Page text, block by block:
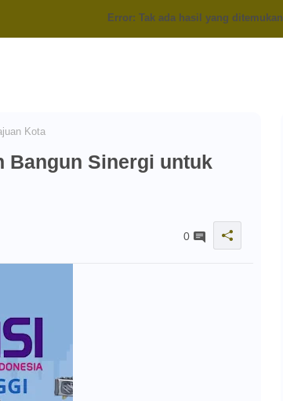
Error: Tak ada hasil yang ditemukan
Kota
Bangun Sinergi untuk
0